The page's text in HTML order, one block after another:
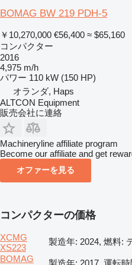
BOMAG BW 219 PDH-5
￥10,270,000 €56,400 ≈ $65,160
コンパクター
2016
4,975 m/h
パワー 110 kW (150 HP)
オランダ, Haps
ALTCON Equipment
販売会社に連絡
Machineryline affiliate program
Become our affiliate and get
オファーを見る
コンパクターの価格
XCMG
XS223
製造年: 2024, 燃料:
BOMAG
製造年: 2017, 運転